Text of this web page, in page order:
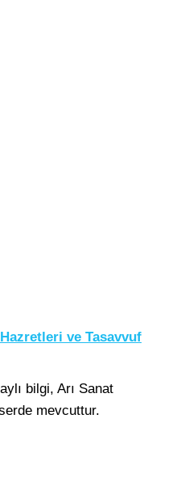
ve Tasavvuf
bilgi, Arı Sanat
mevcuttur.